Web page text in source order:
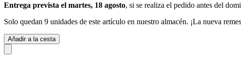
Entrega prevista el martes, 18 agosto, si se realiza el pedido antes del
Solo quedan 9 unidades de este artículo en nuestro almacén. ¡La nueva
Añadir a la cesta